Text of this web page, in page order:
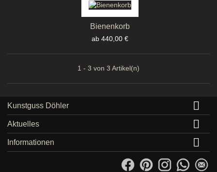
Bienenkorb
Preis
ab 440,00 €
1 - 3 von 3 Artikel(n)
Kunstguss Döhler 
Aktuelles 
Informationen 
FacebookPinterestInstagram